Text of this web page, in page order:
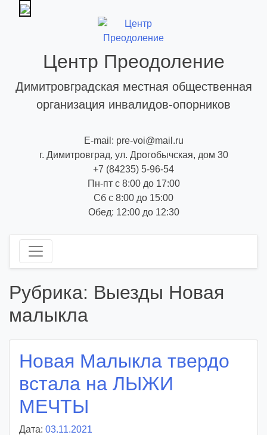
Skip
Центр Преодоление
Димитровградская местная общественная
организация инвалидов-опорников
E-mail: pre-voi@mail.ru
г. Димитровград, ул. Дрогобычская, дом 30
+7 (84235) 5-96-54
Пн-пт с 8:00 до 17:00
Сб с 8:00 до 15:00
Обед: 12:00 до 12:30
Рубрика: Выезды Новая
малыкла
Новая Малыкла твердо
встала на ЛЫЖИ
МЕЧТЫ
Дата: 03.11.2021